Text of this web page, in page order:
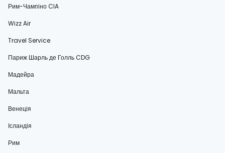
Рим-Чампіно CIA
Wizz Air
Travel Service
Париж Шарль де Голль CDG
Мадейра
Мальта
Венеція
Ісландія
Рим